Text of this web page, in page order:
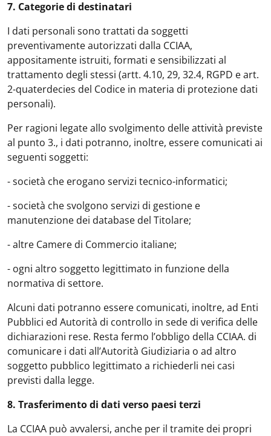
7. Categorie di destinatari
I dati personali sono trattati da soggetti
preventivamente autorizzati dalla CCIAA,
appositamente istruiti, formati e sensibilizzati al
trattamento degli stessi (artt. 4.10, 29, 32.4, RGPD e art.
2-quaterdecies del Codice in materia di protezione dati
personali).
Per ragioni legate allo svolgimento delle attività previste
al punto 3., i dati potranno, inoltre, essere comunicati ai
seguenti soggetti:
- società che erogano servizi tecnico-informatici;
- società che svolgono servizi di gestione e
manutenzione dei database del Titolare;
- altre Camere di Commercio italiane;
- ogni altro soggetto legittimato in funzione della
normativa di settore.
Alcuni dati potranno essere comunicati, inoltre, ad Enti
Pubblici ed Autorità di controllo in sede di verifica delle
dichiarazioni rese. Resta fermo l’obbligo della CCIAA. di
comunicare i dati all’Autorità Giudiziaria o ad altro
soggetto pubblico legittimato a richiederli nei casi
previsti dalla legge.
8. Trasferimento di dati verso paesi terzi
La CCIAA può avvalersi, anche per il tramite dei propri